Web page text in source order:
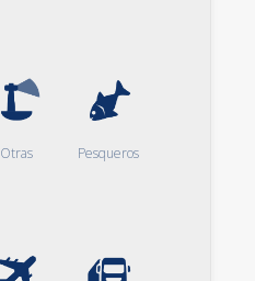
Otras Pesqueros